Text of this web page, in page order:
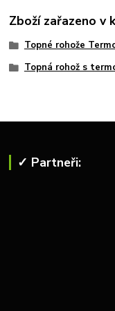
Zboží zařazeno v
Topné rohože
Topná rohož s
✓ Partneři: